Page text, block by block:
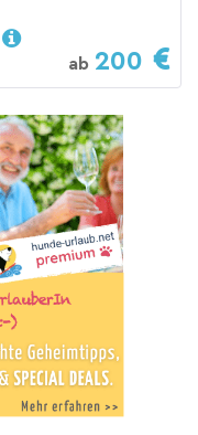
ab 200